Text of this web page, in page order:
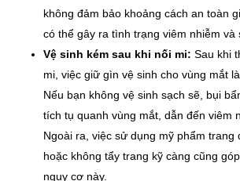
không đảm bảo khoảng cách an toàn
có thể gây ra tình trạng viêm nhiễm và
Vệ sinh kém sau khi nối mi: Sau khi
mi, việc giữ gìn vệ sinh cho vùng mắt
Nếu bạn không vệ sinh sạch sẽ, bụi
tích tụ quanh vùng mắt, dẫn đến viêm
Ngoài ra, việc sử dụng mỹ phẩm trang
hoặc không tẩy trang kỹ càng cũng
nguy cơ này.